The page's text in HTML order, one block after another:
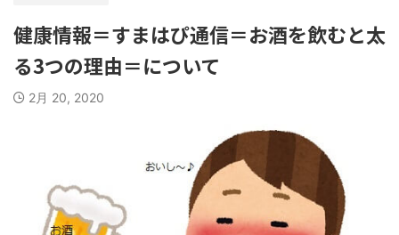
健康情報＝すまはぴ通信＝お酒を飲むと太
る3つの理由＝について
2月 20, 2020